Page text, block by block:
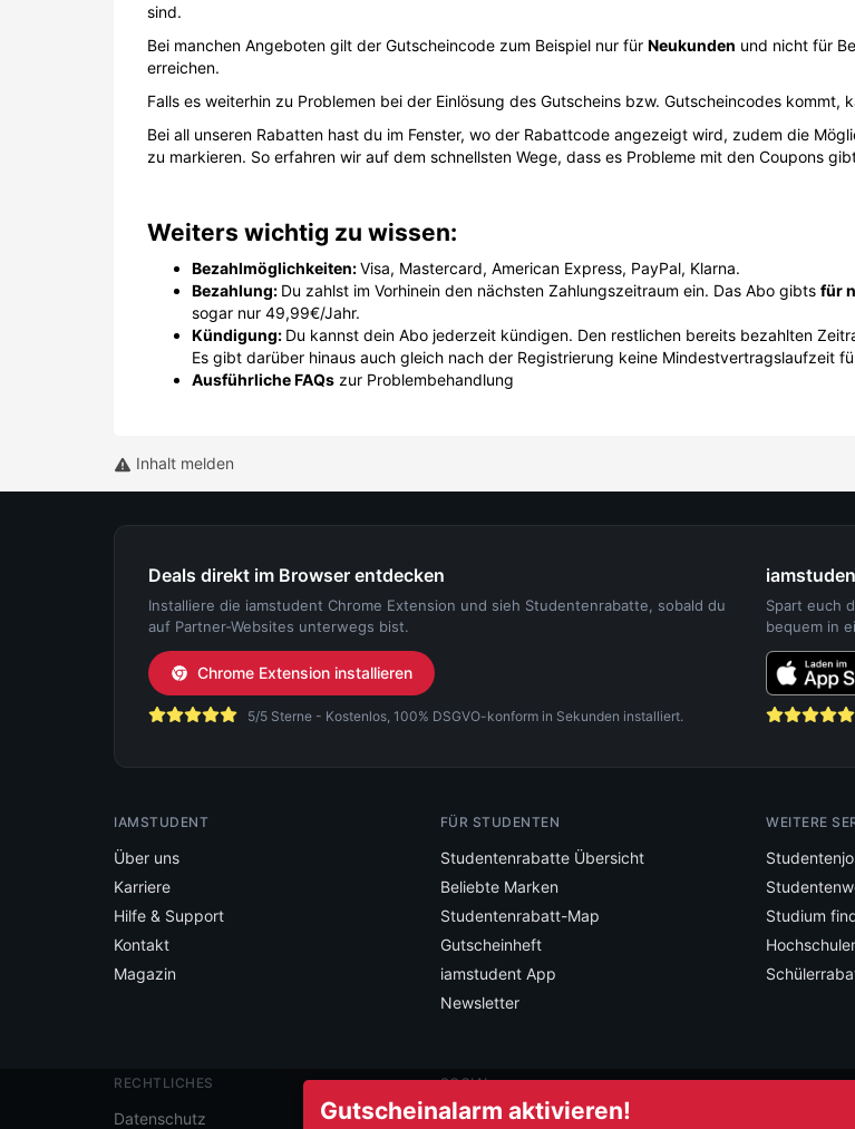
Gutscheinalarm aktivieren!
sind.
Bei manchen Angeboten gilt der Gutscheincode zum Beispiel nur für Neukunden und nicht für
erreichen.
Falls es weiterhin zu Problemen bei der Einlösung des Gutscheins bzw. Gutscheincodes kommt,
Bei all unseren Rabatten hast du im Fenster, wo der Rabattcode angezeigt wird, zudem die
zu markieren. So erfahren wir auf dem schnellsten Wege, dass es Probleme mit den Coupons
Weiters wichtig zu wissen:
Bezahlmöglichkeiten:Visa, Mastercard, American Express, PayPal, Klarna.
Bezahlung: Du zahlst im Vorhinein den nächsten Zahlungszeitraum ein. Das Abo gibts für
sogar nur 49,99€/Jahr.
Kündigung: Du kannst dein Abo jederzeit kündigen. Den restlichen bereits bezahlten
Es gibt darüber hinaus auch gleich nach der Registrierung keine Mindestvertragslaufzeit
Ausführliche FAQs zur Problembehandlung
Inhalt melden
Deals direkt im Browser entdecken
Installiere die iamstudent Chrome Extension und sieh Studentenrabatte, sobald du
auf Partner-Websites unterwegs bist.
Chrome Extension installieren
5/5 Sterne - Kostenlos, 100% DSGVO-konform in Sekunden installiert.
Spart euch
bequem in
IAMSTUDENT
Über uns
Karriere
Hilfe & Support
Kontakt
Magazin
FÜR STUDENTEN
Studentenrabatte Übersicht
Beliebte Marken
Studentenrabatt-Map
Gutscheinheft
iamstudent App
Newsletter
WEITERE
Studium
RECHTLICHES
Datenschutz
SOCIAL
Folge iamstudent und verpasse keine Deals mehr.